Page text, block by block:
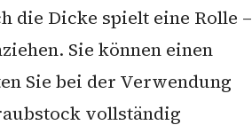
die Dicke spielt eine Rolle –
Sie können einen
Sie bei der Verwendung
vollständig